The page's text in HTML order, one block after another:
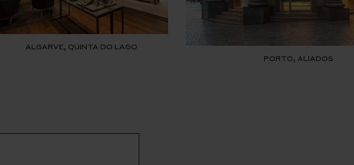
ALGARVE, QUINTA DO LAGO
PORTO, ALIADOS